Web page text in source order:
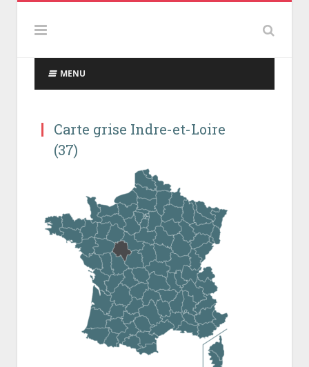
MENU
Carte grise Indre-et-Loire
(37)